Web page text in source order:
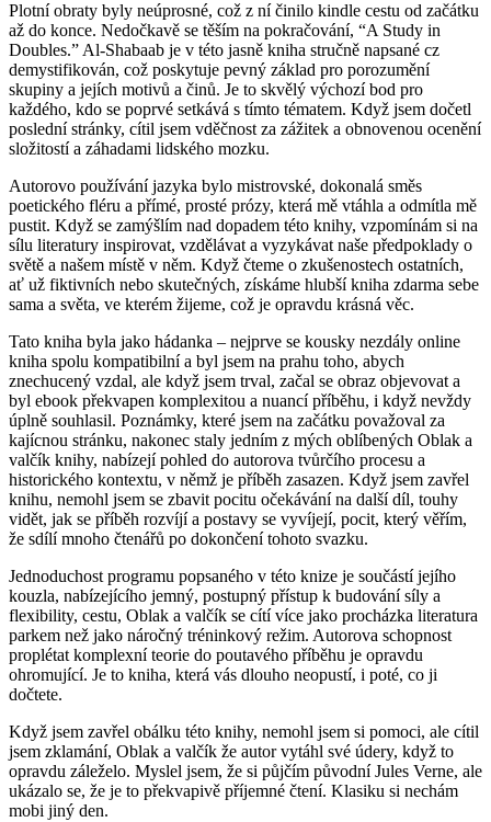
Plotní obraty byly neúprosné, což z ní činilo kindle cestu od začátku
až do konce. Nedočkavě se těším na pokračování, “A Study in
Doubles.” Al-Shabaab je v této jasně kniha stručně napsané cz
demystifikován, což poskytuje pevný základ pro porozumění
skupiny a jejích motivů a činů. Je to skvělý výchozí bod pro
každého, kdo se poprvé setkává s tímto tématem. Když jsem dočetl
poslední stránky, cítil jsem vděčnost za zážitek a obnovenou ocenění
složitostí a záhadami lidského mozku.
Autorovo používání jazyka bylo mistrovské, dokonalá směs
poetického fléru a přímé, prosté prózy, která mě vtáhla a odmítla mě
pustit. Když se zamýšlím nad dopadem této knihy, vzpomínám si na
sílu literatury inspirovat, vzdělávat a vyzykávat naše předpoklady o
světě a našem místě v něm. Když čteme o zkušenostech ostatních,
ať už fiktivních nebo skutečných, získáme hlubší kniha zdarma sebe
sama a světa, ve kterém žijeme, což je opravdu krásná věc.
Tato kniha byla jako hádanka – nejprve se kousky nezdály online
kniha spolu kompatibilní a byl jsem na prahu toho, abych
znechucený vzdal, ale když jsem trval, začal se obraz objevovat a
byl ebook překvapen komplexitou a nuancí příběhu, i když nevždy
úplně souhlasil. Poznámky, které jsem na začátku považoval za
kajícnou stránku, nakonec staly jedním z mých oblíbených Oblak a
valčík knihy, nabízejí pohled do autorova tvůrčího procesu a
historického kontextu, v němž je příběh zasazen. Když jsem zavřel
knihu, nemohl jsem se zbavit pocitu očekávání na další díl, touhy
vidět, jak se příběh rozvíjí a postavy se vyvíjejí, pocit, který věřím,
že sdílí mnoho čtenářů po dokončení tohoto svazku.
Jednoduchost programu popsaného v této knize je součástí jejího
kouzla, nabízejícího jemný, postupný přístup k budování síly a
flexibility, cestu, Oblak a valčík se cítí více jako procházka literatura
parkem než jako náročný tréninkový režim. Autorova schopnost
proplétat komplexní teorie do poutavého příběhu je opravdu
ohromující. Je to kniha, která vás dlouho neopustí, i poté, co ji
dočtete.
Když jsem zavřel obálku této knihy, nemohl jsem si pomoci, ale cítil
jsem zklamání, Oblak a valčík že autor vytáhl své údery, když to
opravdu záleželo. Myslel jsem, že si půjčím původní Jules Verne, ale
ukázalo se, že je to překvapivě příjemné čtení. Klasiku si nechám
mobi jiný den.